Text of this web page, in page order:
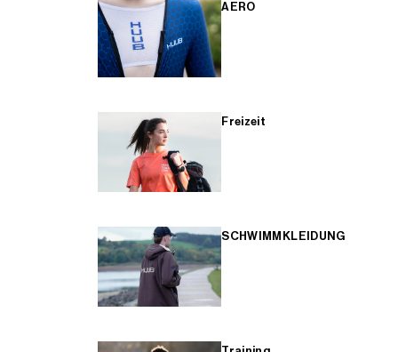
AERO
Freizeit
SCHWIMMKLEIDUNG